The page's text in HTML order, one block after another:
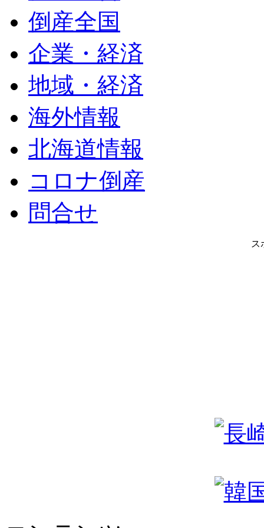
倒産全国
企業・経済
地域・経済
海外情報
北海道情報
コロナ倒産
問合せ
ス